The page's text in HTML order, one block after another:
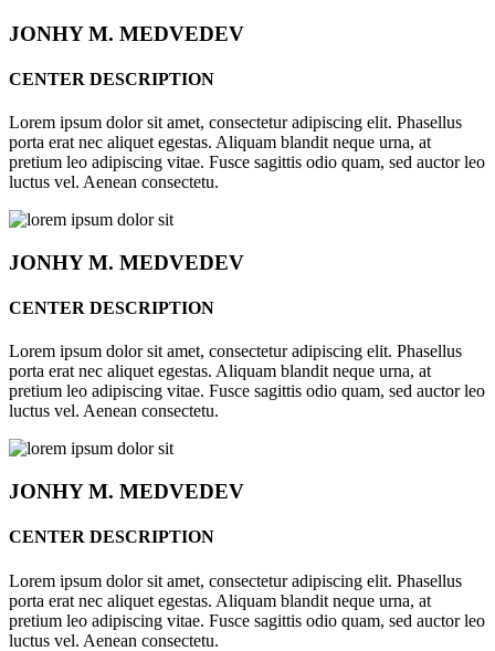
JONHYM. MEDVEDEV
CENTER DESCRIPTION
Lorem ipsum dolor sit amet, consectetur adipiscing elit. Phasellus
porta erat nec aliquet egestas. Aliquam blandit neque urna, at
pretium leo adipiscing vitae. Fusce sagittis odio quam, sed auctor leo
luctus vel. Aenean consectetu.
JONHYM. MEDVEDEV
CENTER DESCRIPTION
Lorem ipsum dolor sit amet, consectetur adipiscing elit. Phasellus
porta erat nec aliquet egestas. Aliquam blandit neque urna, at
pretium leo adipiscing vitae. Fusce sagittis odio quam, sed auctor leo
luctus vel. Aenean consectetu.
JONHYM. MEDVEDEV
CENTER DESCRIPTION
Lorem ipsum dolor sit amet, consectetur adipiscing elit. Phasellus
porta erat nec aliquet egestas. Aliquam blandit neque urna, at
pretium leo adipiscing vitae. Fusce sagittis odio quam, sed auctor leo
luctus vel. Aenean consectetu.